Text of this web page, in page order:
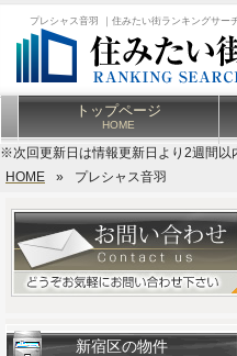
プレシャス音羽 ｜住みたい街ランキングサー
トップページ
HOME
※次回更新日は情報更新日より2週間以
HOME
» プレシャス音羽
新宿区の物件